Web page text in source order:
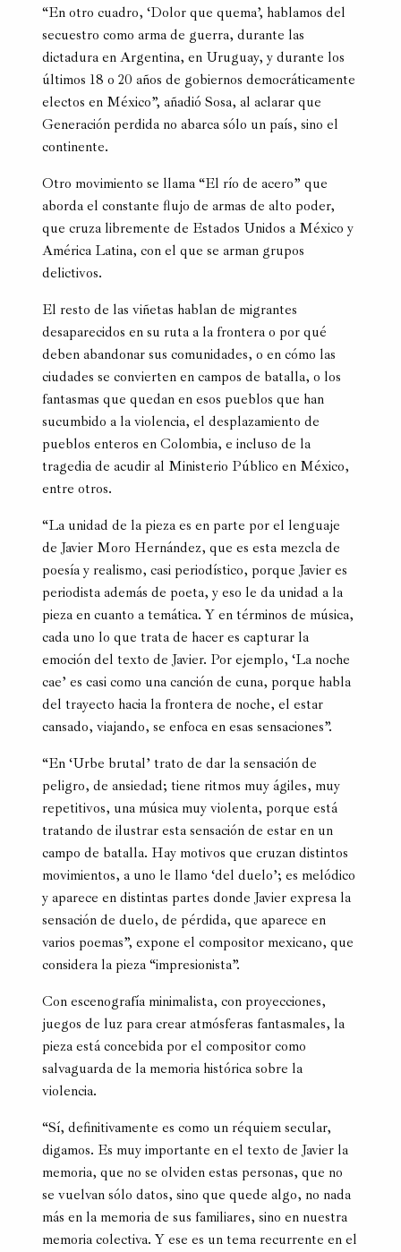
“En otro cuadro, ‘Dolor que quema’, hablamos del
secuestro como arma de guerra, durante las
dictadura en Argentina, en Uruguay, y durante los
últimos 18 o 20 años de gobiernos democráticamente
electos en México”, añadió Sosa, al aclarar que
Generación perdida no abarca sólo un país, sino el
continente.
Otro movimiento se llama “El río de acero” que
aborda el constante flujo de armas de alto poder,
que cruza libremente de Estados Unidos a México y
América Latina, con el que se arman grupos
delictivos.
El resto de las viñetas hablan de migrantes
desaparecidos en su ruta a la frontera o por qué
deben abandonar sus comunidades, o en cómo las
ciudades se convierten en campos de batalla, o los
fantasmas que quedan en esos pueblos que han
sucumbido a la violencia, el desplazamiento de
pueblos enteros en Colombia, e incluso de la
tragedia de acudir al Ministerio Público en México,
entre otros.
“La unidad de la pieza es en parte por el lenguaje
de Javier Moro Hernández, que es esta mezcla de
poesía y realismo, casi periodístico, porque Javier es
periodista además de poeta, y eso le da unidad a la
pieza en cuanto a temática. Y en términos de música,
cada uno lo que trata de hacer es capturar la
emoción del texto de Javier. Por ejemplo, ‘La noche
cae’ es casi como una canción de cuna, porque habla
del trayecto hacia la frontera de noche, el estar
cansado, viajando, se enfoca en esas sensaciones”.
“En ‘Urbe brutal’ trato de dar la sensación de
peligro, de ansiedad; tiene ritmos muy ágiles, muy
repetitivos, una música muy violenta, porque está
tratando de ilustrar esta sensación de estar en un
campo de batalla. Hay motivos que cruzan distintos
movimientos, a uno le llamo ‘del duelo’; es melódico
y aparece en distintas partes donde Javier expresa la
sensación de duelo, de pérdida, que aparece en
varios poemas”, expone el compositor mexicano, que
considera la pieza “impresionista”.
Con escenografía minimalista, con proyecciones,
juegos de luz para crear atmósferas fantasmales, la
pieza está concebida por el compositor como
salvaguarda de la memoria histórica sobre la
violencia.
“Sí, definitivamente es como un réquiem secular,
digamos. Es muy importante en el texto de Javier la
memoria, que no se olviden estas personas, que no
se vuelvan sólo datos, sino que quede algo, no nada
más en la memoria de sus familiares, sino en nuestra
memoria colectiva. Y ese es un tema recurrente en el